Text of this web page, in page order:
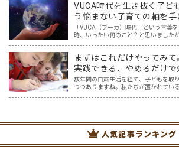
VUCA時代を生き抜く子ど
う悩まない子育ての軸を手
「VUCA（ブーカ）時代」という言葉
時、いったい何のこと？と思いました
まずはこれだけやってみ
実践できる、やめるだけで
ベーション対策
数年間の自粛生活を経て、子どもを取
つつありますね。私たちが置かれてい
人気記事ランキング